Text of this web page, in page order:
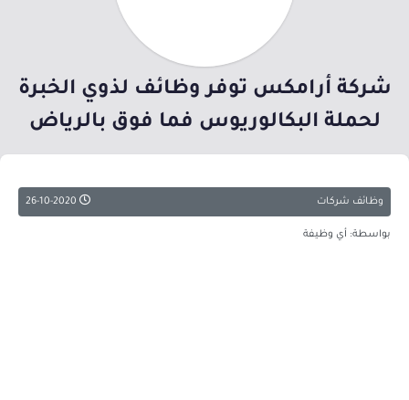
شركة أرامكس توفر وظائف لذوي الخبرة
لحملة البكالوريوس فما فوق بالرياض
وظائف شركات
بواسطة: أي وظيفة